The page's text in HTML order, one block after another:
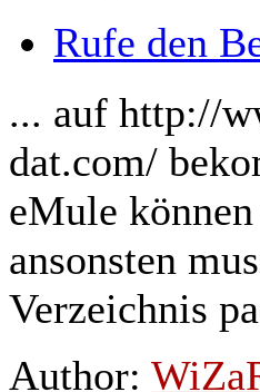
Rufe den
... auf http://
dat.com/
eMule
ansonsten
Verzeichnis
Author: